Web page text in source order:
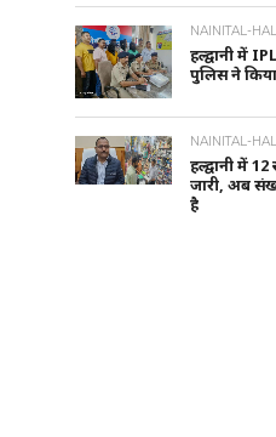
NAINITAL-
हल्द्वानी में
पुलिस ने
NAINITAL-
हल्द्वानी में
जारी, अब
है